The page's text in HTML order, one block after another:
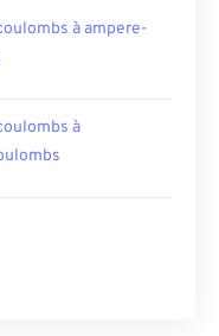
à ampere-
à